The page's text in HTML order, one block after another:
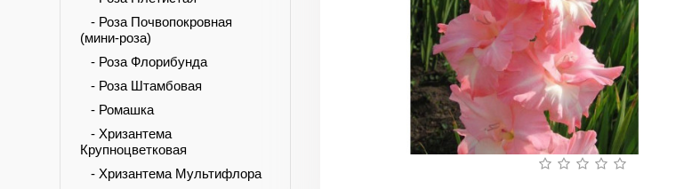
- Роза Почвопокровная
(мини-роза)
- Роза Флорибунда
- Роза Штамбовая
- Ромашка
- Хризантема
Крупноцветковая
- Хризантема Мультифлора